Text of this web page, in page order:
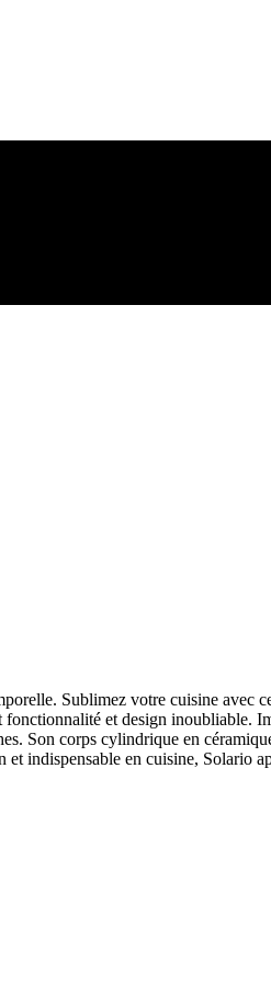
Sublimez votre cuisine avec
et design inoubliable.
Son corps cylindrique en
indispensable en cuisine, Solario